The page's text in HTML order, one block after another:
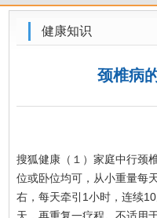
健康知识
颈椎病
搜狐健康（１）家庭中行颈
位或卧位均可，从小重量每
右，每天牵引1小时，连续